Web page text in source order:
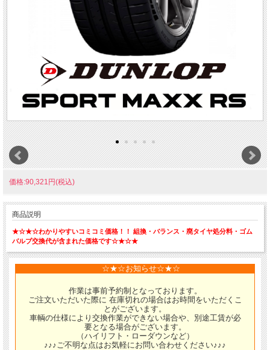
価格:90,321円(税込)
商品説明
★☆★☆わかりやすいコミコミ価格！！ 組換・バランス・廃タイヤ処分料・ゴム
バルブ交換代が含まれた価格です☆★☆★
☆★☆お知らせ☆★☆
作業は事前予約制となっております。
ご注文いただいた際に 在庫切れの場合はお時間をいただくこ
とがございます。
車輌の仕様により交換作業ができない場合や、別途工賃が必
要となる場合がございます。
（ハイリフト・ローダウンなど）
♪♪♪ご不明な点はお気軽にお問い合わせください♪♪♪